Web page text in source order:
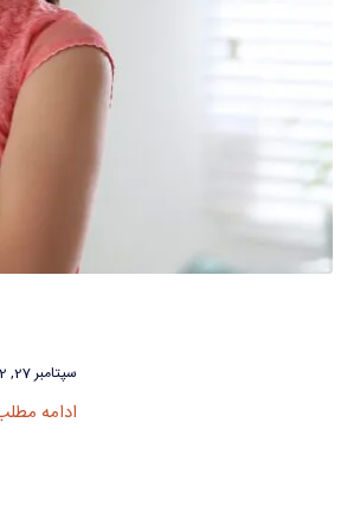
سپتامبر 27, 2022
ادامه